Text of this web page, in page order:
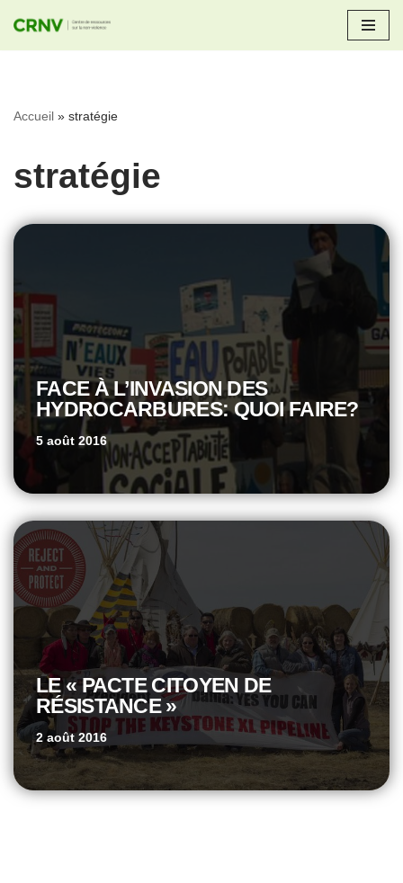
Aller
Accueil » stratégie
stratégie
FACE À L’INVASION DES
HYDROCARBURES: QUOI FAIRE?
5 août 2016
LE « PACTE CITOYEN DE
RÉSISTANCE »
2 août 2016